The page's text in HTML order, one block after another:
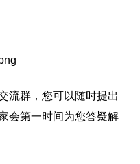
群，您可以随时提出
会第一时间为您答疑解